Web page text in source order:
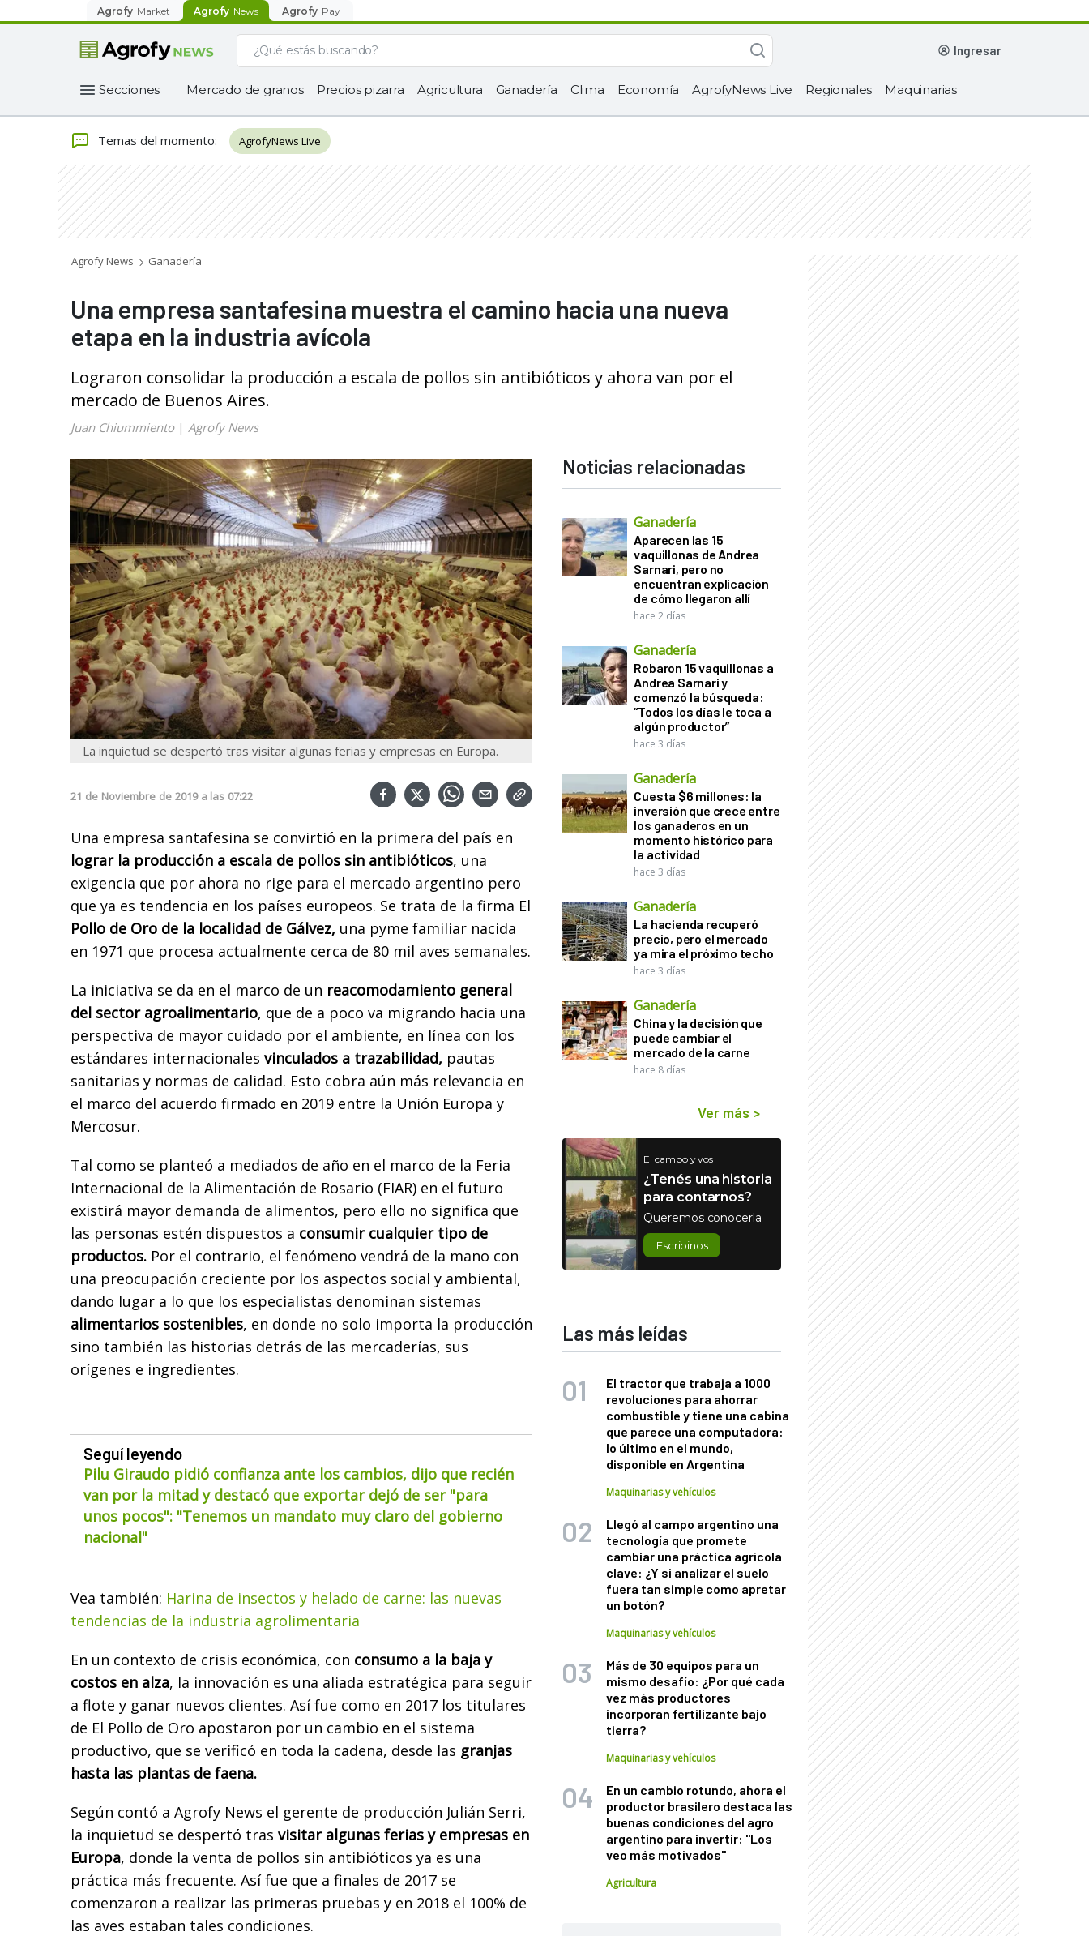
Agrofy Market Agrofy News Agrofy Pay
ingresar
Secciones Mercado de granos Precios pizarra Agricultura Ganadería Clima Economía AgrofyNews Live Regionales Maquinarias
Temas del momento: AgrofyNews Live
Agrofy News Ganadería
Una empresa santafesina muestra el camino hacia una nueva
etapa en la industria avícola
Lograron consolidar la producción a escala de pollos sin antibióticos y ahora van por el
mercado de Buenos Aires.
Juan Chiummiento| Agrofy News
La inquietud se despertó tras visitar algunas ferias y empresas en Europa.
21 de Noviembre de 2019 a las 07:22
Una empresa santafesina se convirtió en la primera del país en
lograr la producción a escala de pollos sin antibióticos, una
exigencia que por ahora no rige para el mercado argentino pero
que ya es tendencia en los países europeos. Se trata de la firma El
Pollo de Oro de la localidad de Gálvez, una pyme familiar nacida
en 1971 que procesa actualmente cerca de 80 mil aves semanales.
La iniciativa se da en el marco de un reacomodamiento general
del sector agroalimentario, que de a poco va migrando hacia una
perspectiva de mayor cuidado por el ambiente, en línea con los
estándares internacionales vinculados a trazabilidad, pautas
sanitarias y normas de calidad. Esto cobra aún más relevancia en
el marco del acuerdo firmado en 2019 entre la Unión Europa y
Mercosur.
Tal como se planteó a mediados de año en el marco de la Feria
Internacional de la Alimentación de Rosario (FIAR) en el futuro
existirá mayor demanda de alimentos, pero ello no significa que
las personas estén dispuestos a consumir cualquier tipo de
productos. Por el contrario, el fenómeno vendrá de la mano con
una preocupación creciente por los aspectos social y ambiental,
dando lugar a lo que los especialistas denominan sistemas
alimentarios sostenibles, en donde no solo importa la producción
sino también las historias detrás de las mercaderías, sus
orígenes e ingredientes.
Seguí leyendo
Pilu Giraudo pidió confianza ante los cambios, dijo que recién
van por la mitad y destacó que exportar dejó de ser "para
unos pocos": "Tenemos un mandato muy claro del gobierno
nacional"
Vea también: Harina de insectos y helado de carne: las nuevas
tendencias de la industria agrolimentaria
En un contexto de crisis económica, con consumo a la baja y
costos en alza, la innovación es una aliada estratégica para seguir
a flote y ganar nuevos clientes. Así fue como en 2017 los titulares
de El Pollo de Oro apostaron por un cambio en el sistema
productivo, que se verificó en toda la cadena, desde las granjas
hasta las plantas de faena.
Según contó a Agrofy News el gerente de producción Julián Serri,
la inquietud se despertó tras visitar algunas ferias y empresas en
Europa, donde la venta de pollos sin antibióticos ya es una
práctica más frecuente. Así fue que a finales de 2017 se
comenzaron a realizar las primeras pruebas y en 2018 el 100% de
las aves estaban tales condiciones.
Noticias relacionadas
Ganadería
Aparecen las 15
vaquillonas de Andrea
Sarnari, pero no
encuentran explicación
de cómo llegaron allí
hace 2 días
Ganadería
Robaron 15 vaquillonas a
Andrea Sarnari y
comenzó la búsqueda:
“Todos los días le toca a
algún productor”
hace 3 días
Ganadería
Cuesta $6 millones: la
inversión que crece entre
los ganaderos en un
momento histórico para
la actividad
hace 3 días
Ganadería
La hacienda recuperó
precio, pero el mercado
ya mira el próximo techo
hace 3 días
Ganadería
China y la decisión que
puede cambiar el
mercado de la carne
hace 8 días
Ver más >
El campo y vos
¿Tenés una historia
para contarnos?
Queremos conocerla
Escribinos
Las más leídas
El tractor que trabaja a 1000
revoluciones para ahorrar
combustible y tiene una cabina
que parece una computadora:
lo último en el mundo,
disponible en Argentina
Maquinarias y vehículos
Llegó al campo argentino una
tecnología que promete
cambiar una práctica agrícola
clave: ¿Y si analizar el suelo
fuera tan simple como apretar
un botón?
Maquinarias y vehículos
Más de 30 equipos para un
mismo desafío: ¿Por qué cada
vez más productores
incorporan fertilizante bajo
tierra?
Maquinarias y vehículos
En un cambio rotundo, ahora el
productor brasilero destaca las
buenas condiciones del agro
argentino para invertir: "Los
veo más motivados"
Agricultura